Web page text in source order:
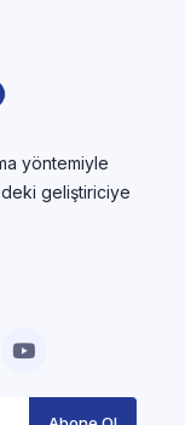
yöntemiyle
geliştiriciye